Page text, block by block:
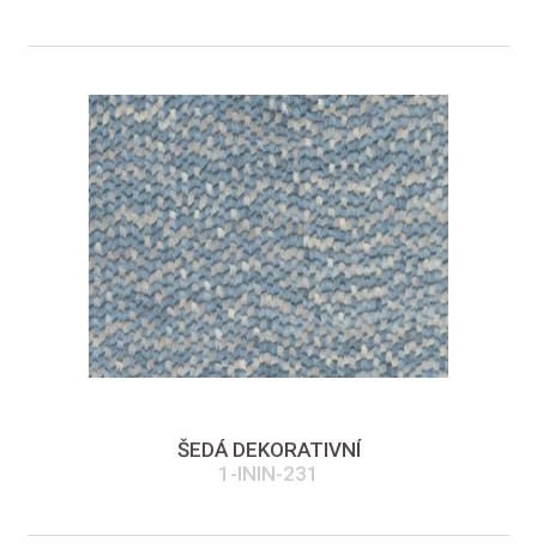
ŠEDÁ DEKORATIVNÍ
1-ININ-231